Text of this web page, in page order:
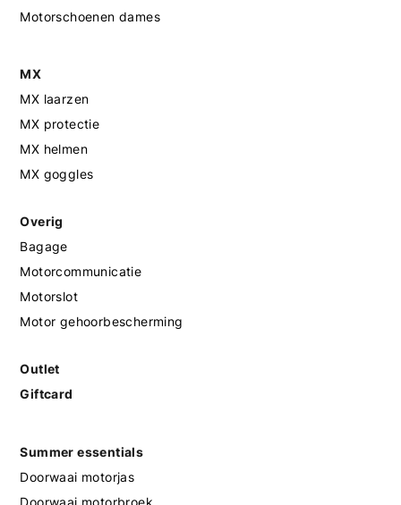
Motorschoenen dames
MX
MX laarzen
MX protectie
MX helmen
MX goggles
Overig
Bagage
Motorcommunicatie
Motorslot
Motor gehoorbescherming
Outlet
Giftcard
Summer essentials
Doorwaai motorjas
Doorwaai motorbroek